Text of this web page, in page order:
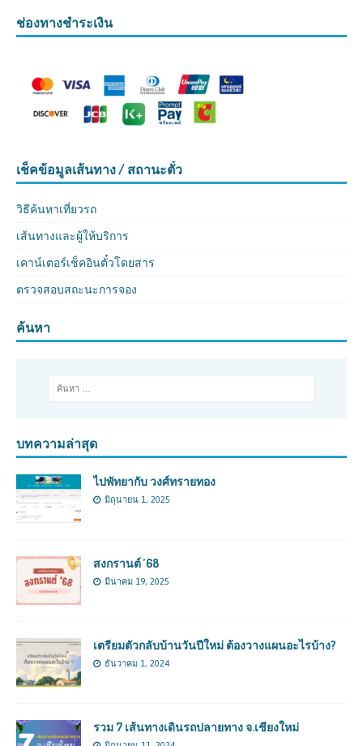
ช่องทางชำระเงิน
เช็คข้อมูลเส้นทาง / สถานะตั๋ว
วิธีค้นหาเที่ยวรถ
เส้นทางและผู้ให้บริการ
เคาน์เตอร์เช็คอินตั๋วโดยสาร
ตรวจสอบสถะนะการจอง
ค้นหา
บทความล่าสุด
ไปพัทยากับ วงศ์ทรายทอง
มิถุนายน 1, 2025
สงกรานต์ ’68
มีนาคม 19, 2025
เตรียมตัวกลับบ้านวันปีใหม่ ต้องวางแผนอะไรบ้าง?
ธันวาคม 1, 2024
รวม 7 เส้นทางเดินรถปลายทาง จ.เชียงใหม่